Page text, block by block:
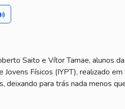
Saito e Vítor Tamae, alunos
Físicos (IYPT), realizado
para trás nada menos